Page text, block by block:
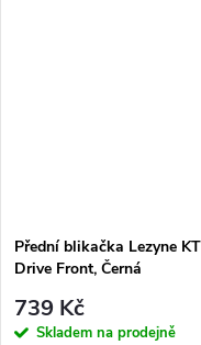
Přední blikačka Lezyne
Drive Front, Černá
739 Kč
Skladem na prodejně